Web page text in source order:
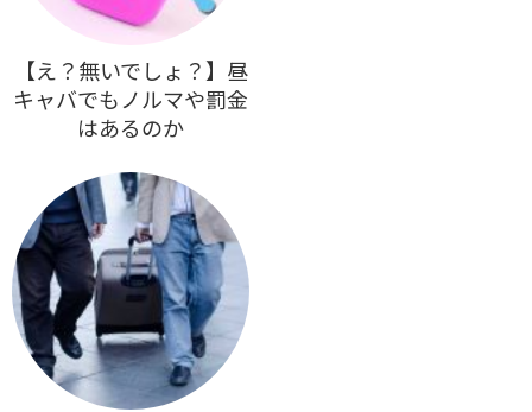
【え？無いでしょ？】昼
キャバでもノルマや罰金
はあるのか